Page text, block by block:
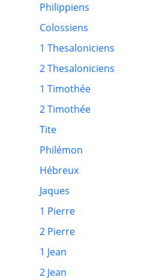
Philippiens
Colossiens
1 Thesaloniciens
2 Thesaloniciens
1 Timothée
2 Timothée
Tite
Philémon
Hébreux
Jaques
1 Pierre
2 Pierre
1 Jean
2 Jean